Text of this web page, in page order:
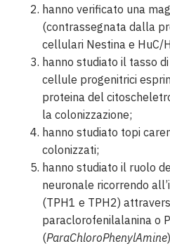
hanno verificato una
(contrassegnata dalla
cellulari Nestina e HuC/
hanno studiato il tasso
cellule progenitrici
proteina del
la colonizzazione;
hanno studiato topi
colonizzati;
hanno studiato il ruolo
neuronale ricorrendo
(TPH1 e TPH2)
paraclorofenilalanina o
(ParaChloroPhenylAmine